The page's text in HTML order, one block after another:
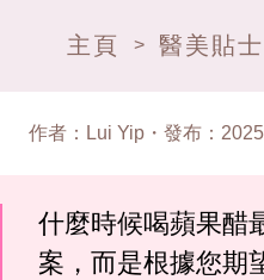
主頁 > 醫美貼士
作者 ： Lui Yip ・ 發布 ：
什麼時候喝蘋果醋
案，而是根據您